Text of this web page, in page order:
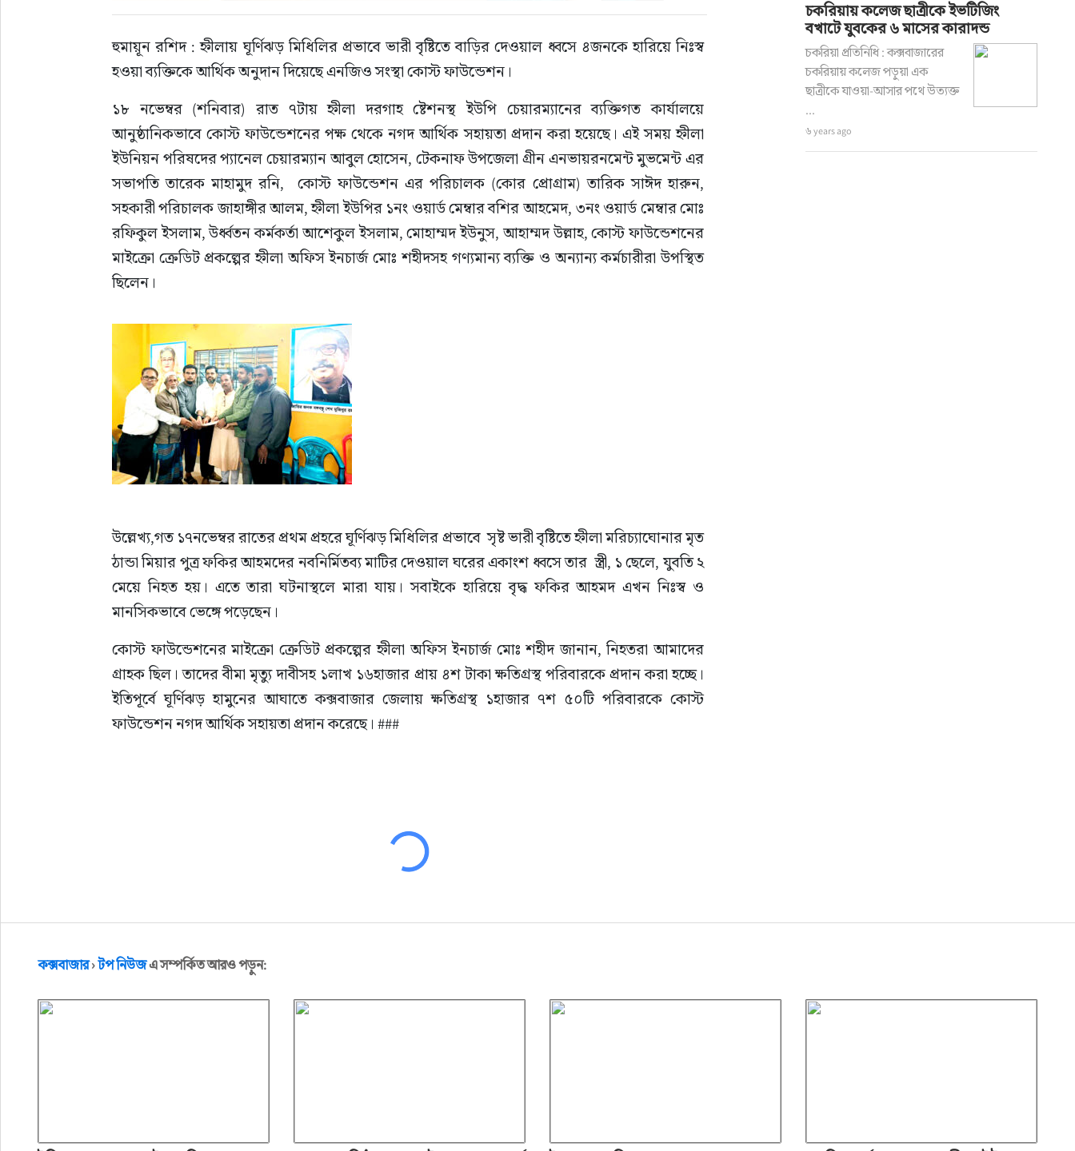
হুমায়ূন রশিদ : হ্নীলায় ঘূর্ণিঝড় মিধিলির প্রভাবে ভারী বৃষ্টিতে বাড়ির দেওয়াল ধ্বসে ৪জনকে হারিয়ে নিঃস্ব
হওয়া ব্যক্তিকে আর্থিক অনুদান দিয়েছে এনজিও সংস্থা কোস্ট ফাউন্ডেশন।
১৮ নভেম্বর (শনিবার) রাত ৭টায় হ্নীলা দরগাহ ষ্টেশনস্থ ইউপি চেয়ারম্যানের ব্যক্তিগত কার্যালয়ে
আনুষ্ঠানিকভাবে কোস্ট ফাউন্ডেশনের পক্ষ থেকে নগদ আর্থিক সহায়তা প্রদান করা হয়েছে। এই সময় হ্নীলা
ইউনিয়ন পরিষদের প্যানেল চেয়ারম্যান আবুল হোসেন, টেকনাফ উপজেলা গ্রীন এনভায়রনমেন্ট মুভমেন্ট এর
সভাপতি তারেক মাহামুদ রনি,  কোস্ট ফাউন্ডেশন এর পরিচালক (কোর প্রোগ্রাম) তারিক সাঈদ হারুন,
সহকারী পরিচালক জাহাঙ্গীর আলম, হ্নীলা ইউপির ১নং ওয়ার্ড মেম্বার বশির আহমেদ, ৩নং ওয়ার্ড মেম্বার মোঃ
রফিকুল ইসলাম, উর্ধ্বতন কর্মকর্তা আশেকুল ইসলাম, মোহাম্মদ ইউনুস, আহাম্মদ উল্লাহ, কোস্ট ফাউন্ডেশনের
মাইক্রো ক্রেডিট প্রকল্পের হ্নীলা অফিস ইনচার্জ মোঃ শহীদসহ গণ্যমান্য ব্যক্তি ও অন্যান্য কর্মচারীরা উপস্থিত
ছিলেন।
উল্লেখ্য,গত ১৭নভেম্বর রাতের প্রথম প্রহরে ঘূর্ণিঝড় মিধিলির প্রভাবে  সৃষ্ট ভারী বৃষ্টিতে হ্নীলা মরিচ্যাঘোনার মৃত
ঠান্ডা মিয়ার পুত্র ফকির আহমদের নবনির্মিতব্য মাটির দেওয়াল ঘরের একাংশ ধ্বসে তার  স্ত্রী, ১ ছেলে, যুবতি ২
মেয়ে নিহত হয়। এতে তারা ঘটনাস্থলে মারা যায়। সবাইকে হারিয়ে বৃদ্ধ ফকির আহমদ এখন নিঃস্ব ও
মানসিকভাবে ভেঙ্গে পড়েছেন।
কোস্ট ফাউন্ডেশনের মাইক্রো ক্রেডিট প্রকল্পের হ্নীলা অফিস ইনচার্জ মোঃ শহীদ জানান, নিহতরা আমাদের
গ্রাহক ছিল। তাদের বীমা মৃত্যু দাবীসহ ১লাখ ১৬হাজার প্রায় ৪শ টাকা ক্ষতিগ্রস্থ পরিবারকে প্রদান করা হচ্ছে।
ইতিপূর্বে ঘূর্ণিঝড় হামুনের আঘাতে কক্সবাজার জেলায় ক্ষতিগ্রস্থ ১হাজার ৭শ ৫০টি পরিবারকে কোস্ট
ফাউন্ডেশন নগদ আর্থিক সহায়তা প্রদান করেছে। ###
চকরিয়ায় কলেজ ছাত্রীকে ইভটিজিং
বখাটে যুবকের ৬ মাসের কারাদন্ড
চকরিয়া প্রতিনিধি : কক্সবাজারের
চকরিয়ায় কলেজ পড়ুয়া এক
ছাত্রীকে যাওয়া-আসার পথে উত্যক্ত
...
৬ years ago
কক্সবাজার›টপ নিউজএ সম্পর্কিত আরও পড়ুন: